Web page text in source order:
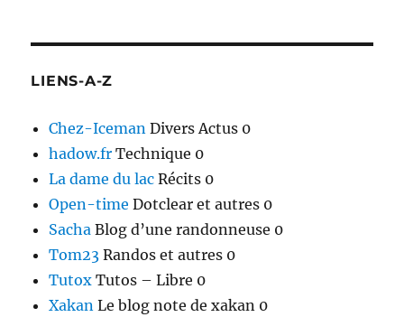
LIENS-A-Z
Chez-Iceman Divers Actus 0
hadow.fr Technique 0
La dame du lac Récits 0
Open-time Dotclear et autres 0
Sacha Blog d’une randonneuse 0
Tom23 Randos et autres 0
Tutox Tutos – Libre 0
Xakan Le blog note de xakan 0